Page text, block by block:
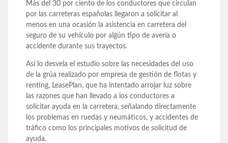
Más del 30 por ciento de los conductores que circulan
por las carreteras españolas llegaron a solicitar al
menos en una ocasión la asistencia en carretera del
seguro de su vehículo por algún tipo de avería o
accidente durante sus trayectos.
Así lo desvela el estudio sobre las necesidades del uso
de la grúa realizado por empresa de gestión de flotas y
renting, LeasePlan, que ha intentado arrojar luz sobre
las razones que han llevado a los conductores a
solicitar ayuda en la carretera, señalando directamente
los problemas en ruedas y neumáticos, y accidentes de
tráfico como los principales motivos de solicitud de
ayuda.